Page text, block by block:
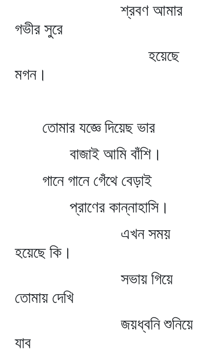
শ্রবণ আমার
গভীর সুরে
হয়েছে
মগন।
তোমার যজ্ঞে দিয়েছ ভার
বাজাই আমি বাঁশি।
গানে গানে গেঁথে বেড়াই
প্রাণের কান্নাহাসি।
এখন সময়
হয়েছে কি।
সভায় গিয়ে
তোমায় দেখি
জয়ধ্বনি শুনিয়ে
যাব